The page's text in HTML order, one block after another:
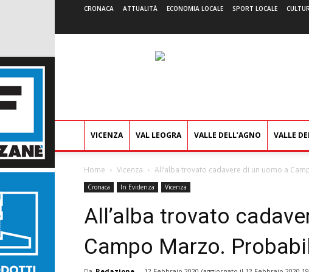
CRONACA ATTUALITÀ ECONOMIA LOCALE SPORT LOCALE
VICENZA VAL LEOGRA VALLE DELL’AGNO VALLE
Home Vicenza All’alba trovato cadavere di un uomo a
Cronaca In Evidenza Vicenza
All’alba trovato
Campo Marzo.